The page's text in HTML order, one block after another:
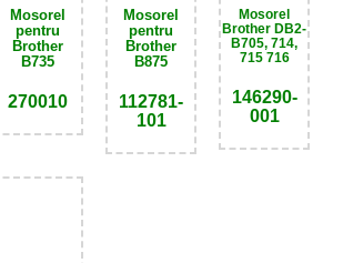
Mosorel
pentru
Brother
B735
270010
Mosorel
pentru
Brother
B875
112781-
101
Mosorel
Brother DB2-
B705, 714,
715 716
146290-
001